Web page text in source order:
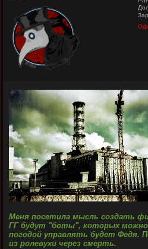
Меня посетила мысль создать
ГГ будут "боты", которых можно
погодой управлять будет Федя.
из ролевухи через смерть.